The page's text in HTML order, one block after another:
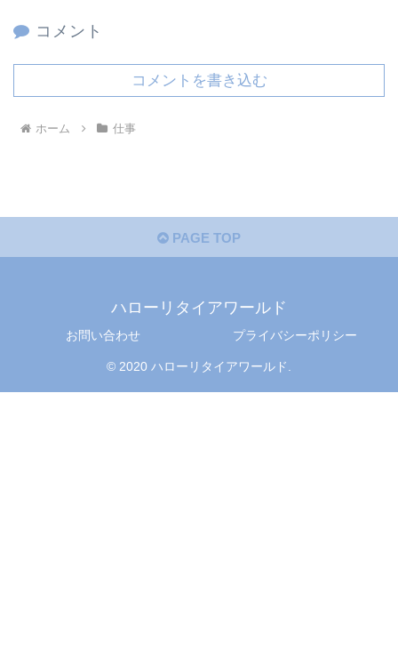
コメント
コメントを書き込む
ホーム 仕事
PAGE TOP
ハローリタイアワールド
お問い合わせ プライバシーポリシー
© 2020 ハローリタイアワールド.